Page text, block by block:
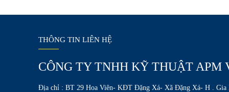
THÔNG TIN LIÊN HỆ
CÔNG TY TNHH KỸ THUẬT APM
Địa chỉ : BT 29 Hoa Viên- KĐT Đặng Xá- Xã Đặng Xá- H . Gia